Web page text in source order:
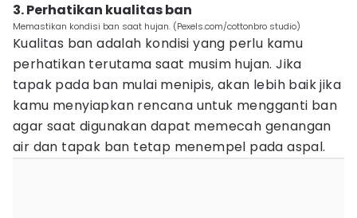
3. Perhatikan kualitas ban
Memastikan kondisi ban saat hujan. (Pexels.com/cottonbro studio)
Kualitas ban adalah kondisi yang perlu kamu
perhatikan terutama saat musim hujan. Jika
tapak pada ban mulai menipis, akan lebih baik jika
kamu menyiapkan rencana untuk mengganti ban
agar saat digunakan dapat memecah genangan
air dan tapak ban tetap menempel pada aspal.